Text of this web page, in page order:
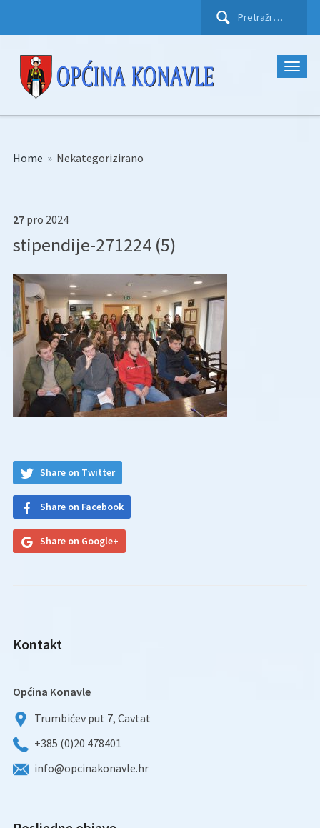
Pretraži:
Home » Nekategorizirano
27 pro 2024
stipendije-271224 (5)
Share on Twitter
Share on Facebook
Share on Google+
Kontakt
Općina Konavle
Trumbićev put 7, Cavtat
+385 (0)20 478401
info@opcinakonavle.hr